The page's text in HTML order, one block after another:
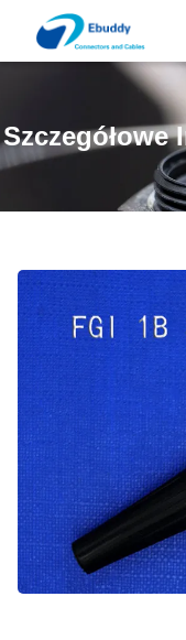
Szczegółowe